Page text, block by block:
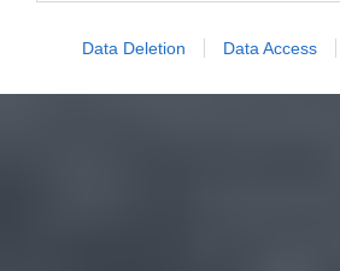
Data Deletion Data Access